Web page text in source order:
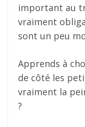
important au
vraiment
sont un peu
Apprends à
de côté les
vraiment la
?